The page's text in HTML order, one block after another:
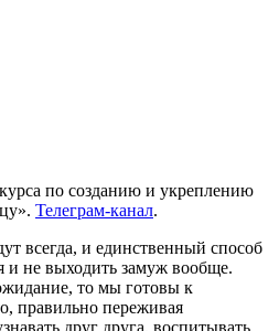
по созданию и укреплению
Телеграм-канал.
всегда, и единственный способ
и не выходить замуж вообще.
то мы готовы к
правильно переживая